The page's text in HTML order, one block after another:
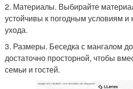
2. Материалы. Выбирайте
устойчивы к погодным условиям и
ухода.
3. Размеры. Беседка с мангалом
достаточно просторной, чтобы
семьи и гостей.